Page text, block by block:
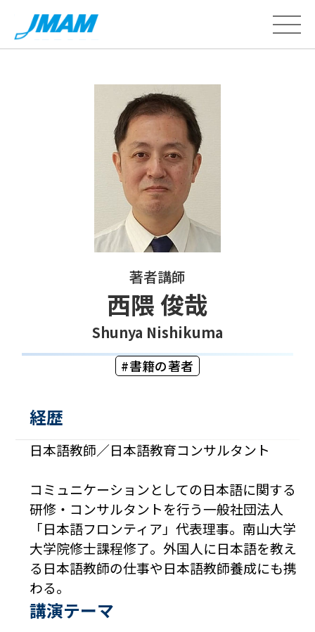
著者講師
西隈 俊哉
Shunya Nishikuma
書籍の著者
経歴
日本語教師／日本語教育コンサルタント
コミュニケーションとしての日本語に関する
研修・コンサルタントを行う一般社団法人
「日本語フロンティア」代表理事。南山大学
大学院修士課程修了。外国人に日本語を教え
る日本語教師の仕事や日本語教師養成にも携
わる。
講演テーマ